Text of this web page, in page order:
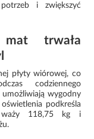
i zwiększyć
trwała
płyty wiórowej, co
codziennego
wygodny
podkreśla
waży 118,75 kg i